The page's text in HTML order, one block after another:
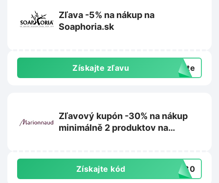
Zľava -5% na nákup na
Soaphoria.sk
Získajte zľavu exte
Zľavový kupón -30% na nákup
minimálně 2 produktov na
Získajte kód VE30